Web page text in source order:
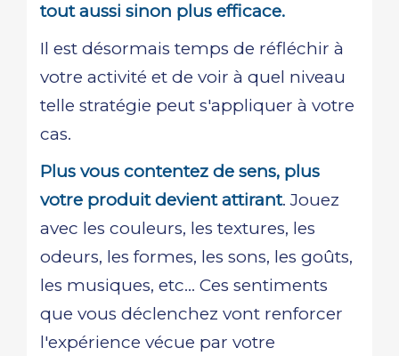
tout aussi sinon plus efficace.
Il est désormais temps de réfléchir à
votre activité et de voir à quel niveau
telle stratégie peut s'appliquer à votre
cas.
Plus vous contentez de sens, plus
votre produit devient attirant. Jouez
avec les couleurs, les textures, les
odeurs, les formes, les sons, les goûts,
les musiques, etc... Ces sentiments
que vous déclenchez vont renforcer
l'expérience vécue par votre